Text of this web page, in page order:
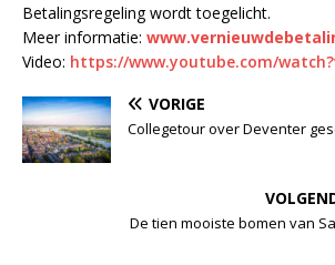
Betalingsregeling wordt toegelicht.
Meer informatie:
Video: https://www.youtube.com/
VORIGE
Collegetour over Deventer
De tien mooiste bomen van